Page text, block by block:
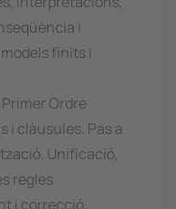
i
finits i
Ordre
i clàusules. Pas a
Unificació,
regles
i correcció.